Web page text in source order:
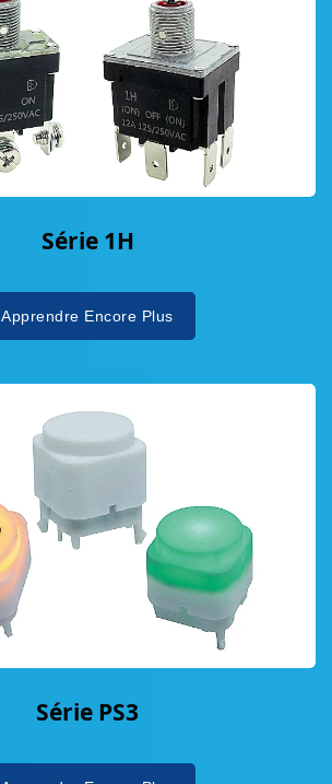
Série 1H
Apprendre Encore Plus
Série PS3